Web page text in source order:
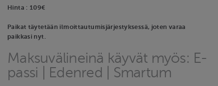
Hinta : 109€
Paikat täytetään ilmoittautumisjärjestyksessä, joten varaa
paikkasi nyt.
Maksuvälineinä käyvät myös: E-
passi | Edenred | Smartum